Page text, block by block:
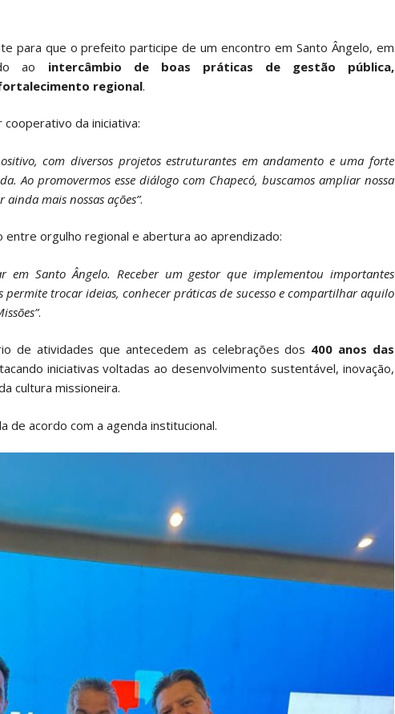
para que o prefeito participe de um encontro em Santo Ângelo, em
ao intercâmbio de boas práticas de gestão pública,
regional.
da iniciativa:
com diversos projetos estruturantes em andamento e uma forte
Ao promovermos esse diálogo com Chapecó, buscamos ampliar nossa
mais nossas ações”.
entre orgulho regional e abertura ao aprendizado:
em Santo Ângelo. Receber um gestor que implementou importantes
trocar ideias, conhecer práticas de sucesso e compartilhar aquilo
.
de atividades que antecedem as celebrações dos 400 anos das
iniciativas voltadas ao desenvolvimento sustentável, inovação,
cultura missioneira.
de acordo com a agenda institucional.